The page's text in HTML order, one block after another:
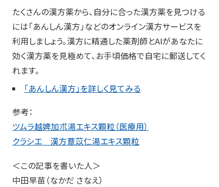
たくさんの漢方薬から、自分に合った漢方薬を見つける
には「あんしん漢方」などのオンライン漢方サービスを
利用しましょう。漢方に精通した薬剤師とAIがあなたに
効く漢方薬を見極めて、お手頃価格で自宅に郵送してく
れます。
「あんしん漢方」を詳しく見てみる
参考：
ツムラ越婢加朮湯エキス顆粒（医療用）
クラシエ 漢方薏苡仁湯エキス顆粒
＜この記事を書いた人＞
中田早苗（なかだ さなえ）